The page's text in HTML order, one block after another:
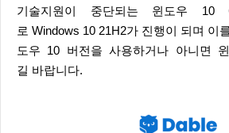
기술지원이 중단되는 윈도우 10
로 Windows 10 21H2가 진행이 되며 이
도우 10 버전을 사용하거나 아니면
길 바랍니다.